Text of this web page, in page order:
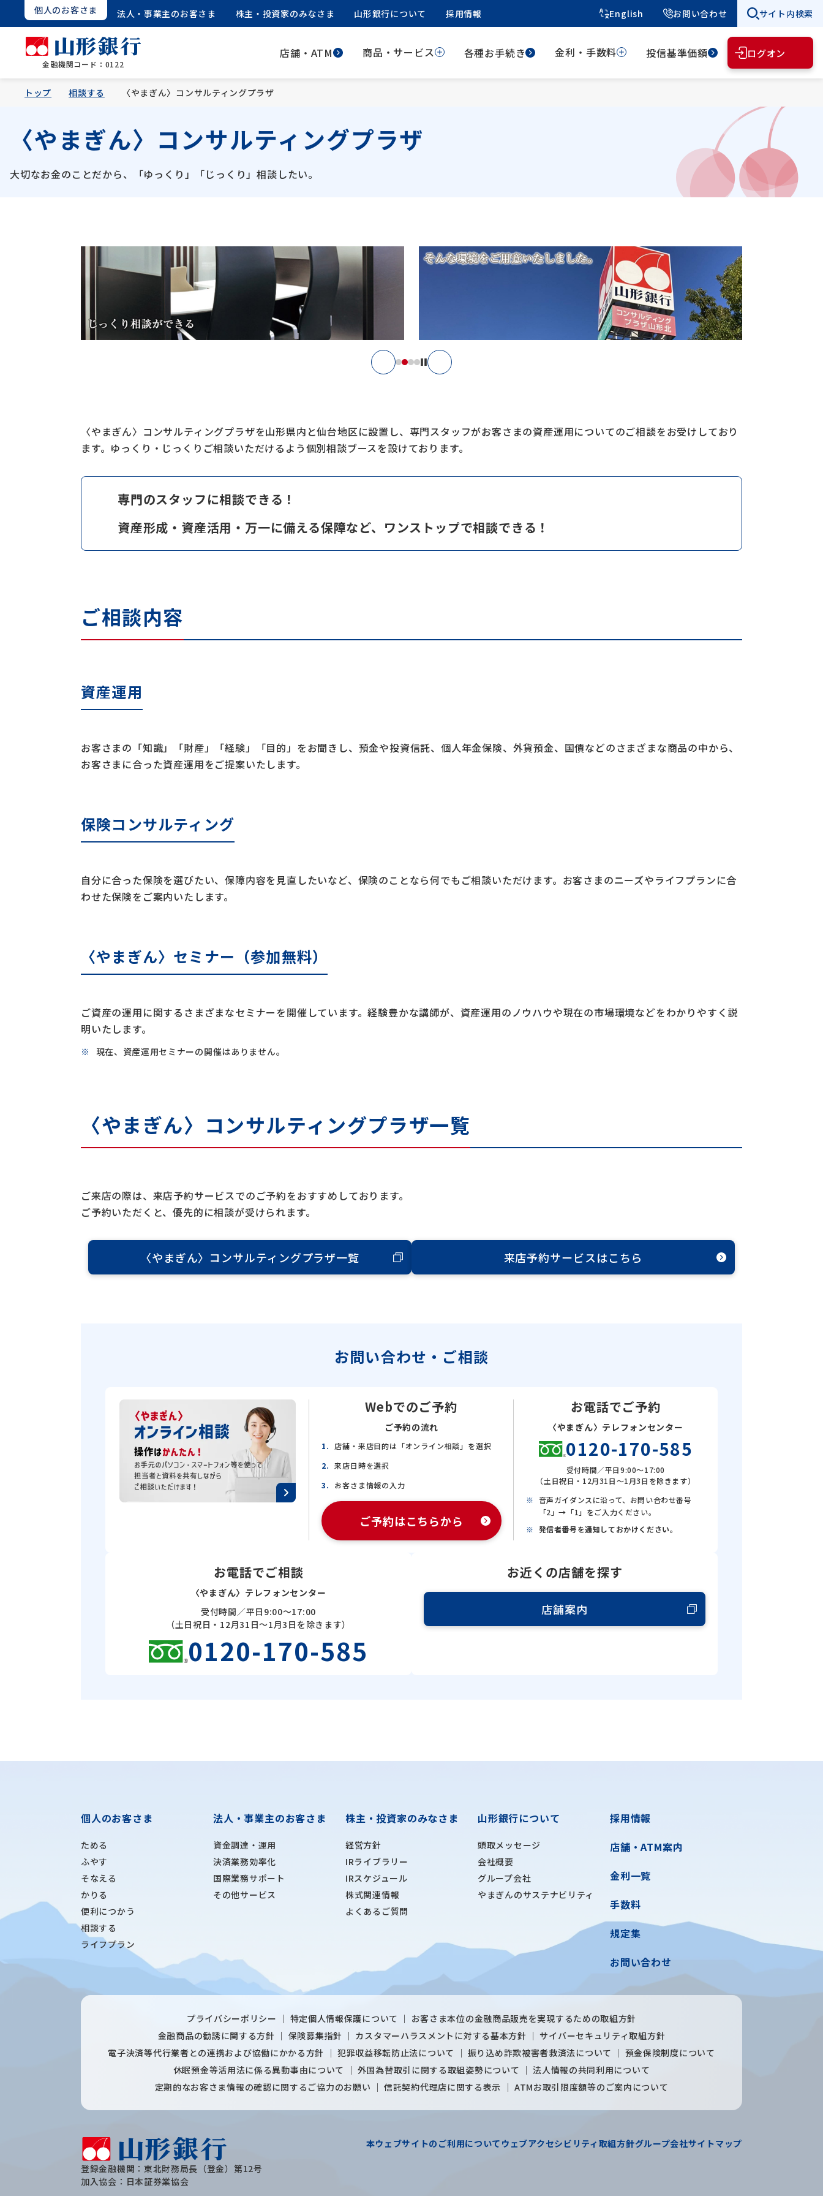
金融機関コード：0122
個人のお客さま 法人・事業主のお客さま 株主・投資家のみなさま 山形銀行について 採用情報 English お問い合わせ サイト内検索
店舗・ATM 商品・サービス 各種お手続き 金利・手数料 投信基準価額 ログオン
トップ 相談する 〈やまぎん〉コンサルティングプラザ
〈やまぎん〉 コンサルティングプラザ
大切なお金のことだから、 「ゆっくり」「じっくり」相談したい。
〈やまぎん〉コンサルティングプラザを山形県内と仙台地区に設置し、専門スタッフがお客さまの資産運用についてのご相談をお受けしており
ます。ゆっくり・じっくりご相談いただけるよう個別相談ブースを設けております。
専門のスタッフに相談できる！
資産形成・資産活用・万一に備える保障など、ワンストップで相談できる！
ご相談内容
資産運用
お客さまの「知識」「財産」「経験」「目的」をお聞きし、預金や投資信託、個人年金保険、外貨預金、国債などのさまざまな商品の中から、
お客さまに合った資産運用をご提案いたします。
保険コンサルティング
自分に合った保険を選びたい、保障内容を見直したいなど、保険のことなら何でもご相談いただけます。お客さまのニーズやライフプランに合
わせた保険をご案内いたします。
〈やまぎん〉セミナー （参加無料）
ご資産の運用に関するさまざまなセミナーを開催しています。経験豊かな講師が、資産運用のノウハウや現在の市場環境などをわかりやすく説
明いたします。
現在、資産運用セミナーの開催はありません。
〈やまぎん〉 コンサルティングプラザ一覧
ご来店の際は、来店予約サービスでのご予約をおすすめしております。
ご予約いただくと、優先的に相談が受けられます。
〈やまぎん〉 コンサルティングプラザ一覧 来店予約サービスはこちら
お問い合わせ・ご相談
Webでのご予約
ご予約の流れ
店舗・来店目的は「オンライン相談」を選択
来店日時を選択
お客さま情報の入力
ご予約はこちらから
お電話でご予約
〈やまぎん〉テレフォンセンター
0120-170-585
受付時間／平日9:00～17:00
（土日祝日・12月31日～1月3日を除きます）
音声ガイダンスに沿って、お問い合わせ番号
「2」→「1」をご入力ください。
発信者番号を通知しておかけください。
お電話でご相談
〈やまぎん〉テレフォンセンター
受付時間／平日9:00～17:00
（土日祝日・12月31日～1月3日を除きます）
0120-170-585
お近くの店舗を探す
店舗案内
個人のお客さま
ためる
ふやす
そなえる
かりる
便利につかう
相談する
ライフプラン
法人・事業主のお客さま
資金調達・運用
決済業務効率化
国際業務サポート
その他サービス
株主・投資家のみなさま
経営方針
IRライブラリー
IRスケジュール
株式関連情報
よくあるご質問
山形銀行について
頭取メッセージ
会社概要
グループ会社
やまぎんのサステナビリティ
採用情報
店舗・ATM案内
金利一覧
手数料
規定集
お問い合わせ
プライバシーポリシー 特定個人情報保護について
お客さま本位の金融商品販売を実現するための取組方針
金融商品の勧誘に関する方針
保険募集指針 カスタマーハラスメントに対する基本方針
サイバーセキュリティ取組方針
電子決済等代行業者との連携および協働にかかる方針
犯罪収益移転防止法について 振り込め詐欺被害者救済法について
預金保険制度について
休眠預金等活用法に係る異動事由について
外国為替取引に関する取組姿勢について
法人情報の共同利用について
定期的なお客さま情報の確認に関するご協力のお願い
信託契約代理店に関する表示 ATMお取引限度額等のご案内について
登録金融機関：東北財務局長（登金）第12号
加入協会：日本証券業協会
本ウェブサイトのご利用について ウェブアクセシビリティ取組方針グループ会社サイトマップ